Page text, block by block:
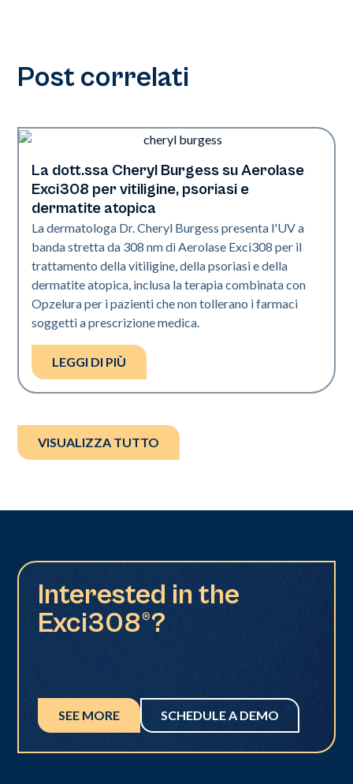
Post correlati
Exci308
La dott.ssa Cheryl Burgess su Aerolase
Exci308 per vitiligine, psoriasi e
dermatite atopica
La dermatologa Dr. Cheryl Burgess presenta l'UV a
banda stretta da 308 nm di Aerolase Exci308 per il
trattamento della vitiligine, della psoriasi e della
dermatite atopica, inclusa la terapia combinata con
Opzelura per i pazienti che non tollerano i farmaci
soggetti a prescrizione medica.
LEGGI DI PIÙ
VISUALIZZA TUTTO
Interested in the
Exci308®?
SEE MORE SCHEDULE A DEMO